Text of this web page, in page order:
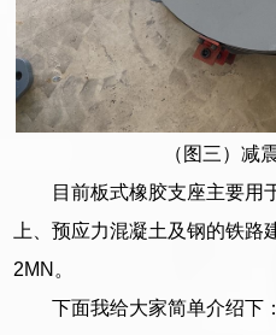
（图三）减
目前板式橡胶支座主要
上、预应力混凝土及钢的铁路
2MN。
下面我给大家简单介绍下